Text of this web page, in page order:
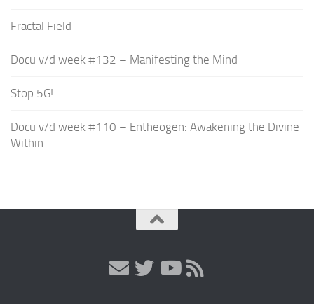
Fractal Field
Docu v/d week #132 – Manifesting the Mind
Stop 5G!
Docu v/d week #110 – Entheogen: Awakening the Divine
Within